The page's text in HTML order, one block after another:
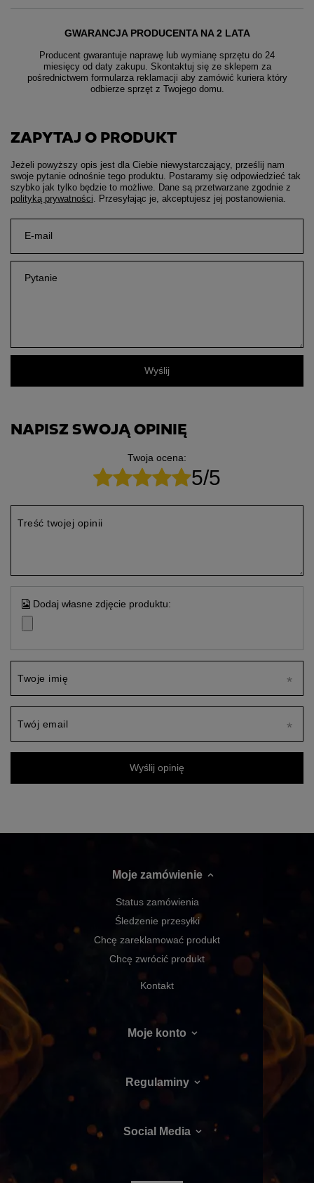
GWARANCJA PRODUCENTA NA 2 LATA
Producent gwarantuje naprawę lub wymianę sprzętu do 24
miesięcy od daty zakupu. Skontaktuj się ze sklepem za
pośrednictwem formularza reklamacji aby zamówić kuriera który
odbierze sprzęt z Twojego domu.
ZAPYTAJ O PRODUKT
Jeżeli powyższy opis jest dla Ciebie niewystarczający, prześlij nam
swoje pytanie odnośnie tego produktu. Postaramy się odpowiedzieć tak
szybko jak tylko będzie to możliwe. Dane są przetwarzane zgodnie z
polityką prywatności . Przesyłając je, akceptujesz jej postanowienia.
E-mail
Pytanie
Wyślij
NAPISZ SWOJĄ OPINIĘ
Twoja ocena:
5/5
Treść twojej opinii
Dodaj własne zdjęcie produktu:
Twoje imię
Twój email
Wyślij opinię
Moje zamówienie
Status zamówienia
Śledzenie przesyłki
Chcę zareklamować produkt
Chcę zwrócić produkt
Kontakt
Moje konto
Regulaminy
Social Media